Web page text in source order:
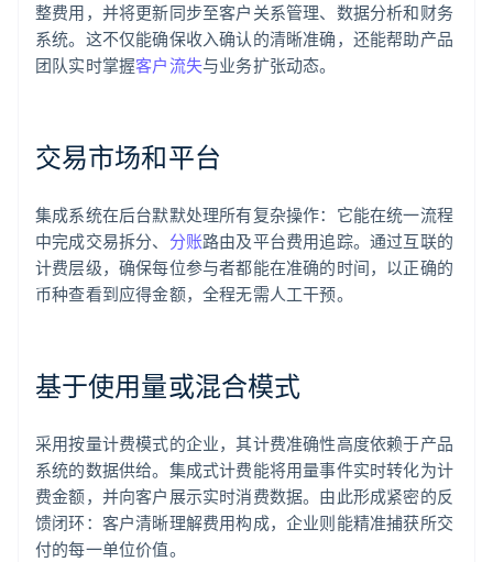
整费用，并将更新同步至客户关系管理、数据分析和财务
系统。这不仅能确保收入确认的清晰准确，还能帮助产品
团队实时掌握客户流失与业务扩张动态。
交易市场和平台
集成系统在后台默默处理所有复杂操作：它能在统一流程
中完成交易拆分、 分账路由及平台费用追踪。通过互联的
计费层级，确保每位参与者都能在准确的时间，以正确的
币种查看到应得金额，全程无需人工干预。
基于使用量或混合模式
采用按量计费模式的企业，其计费准确性高度依赖于产品
系统的数据供给。集成式计费能将用量事件实时转化为计
费金额，并向客户展示实时消费数据。由此形成紧密的反
馈闭环：客户清晰理解费用构成，企业则能精准捕获所交
付的每一单位价值。